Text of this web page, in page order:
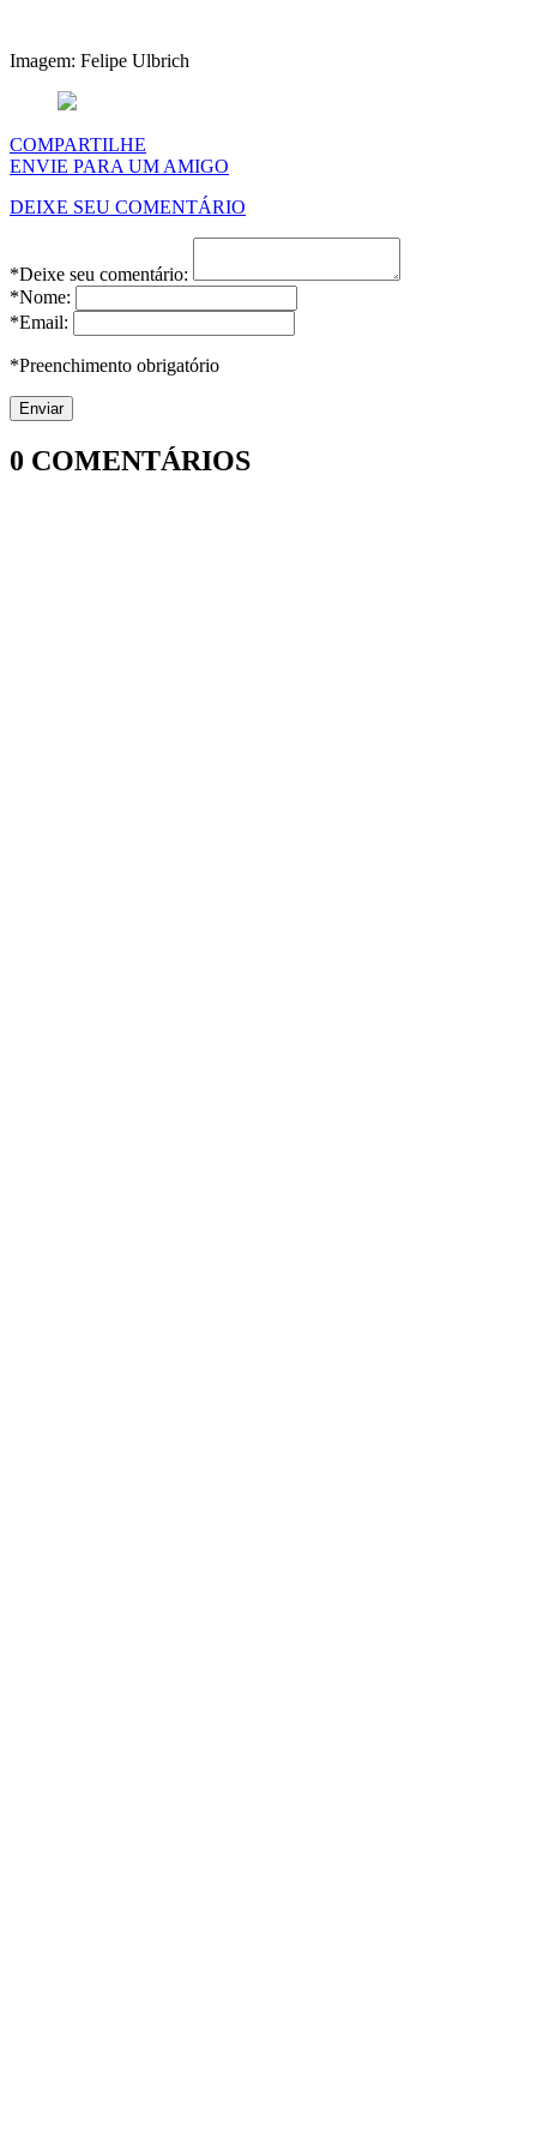
Imagem: Felipe Ulbrich
COMPARTILHE
ENVIE PARA UM AMIGO
DEIXE SEU COMENTÁRIO
*Deixe seu comentário:
*Nome:
*Email:
*Preenchimento obrigatório
0 COMENTÁRIOS